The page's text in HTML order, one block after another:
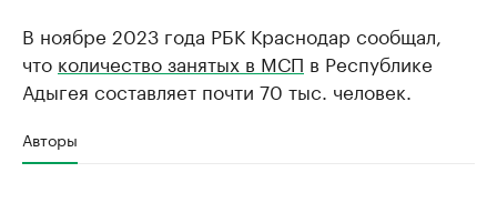
В ноябре 2023 года РБК Краснодар сообщал,
что количество занятых в МСП в Республике
Адыгея составляет почти 70 тыс. человек.
Авторы